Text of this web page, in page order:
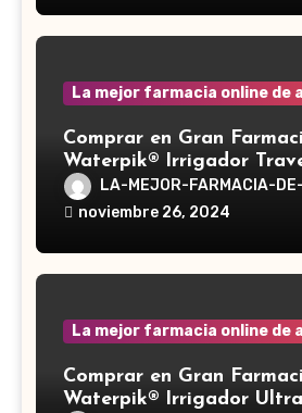
en la medicina
La mejor farmacia online de
Comprar en Gran
Waterpik® Irrigador
LA-MEJOR-FARMACIA-
noviembre 26, 2024
La mejor farmacia online de
Comprar en Gran
Waterpik® Irrigador Ultra